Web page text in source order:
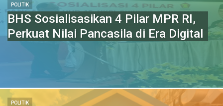
POLITIK
BHS Sosialisasikan 4 Pilar MPR RI,
Perkuat Nilai Pancasila di Era Digital
POLITIK